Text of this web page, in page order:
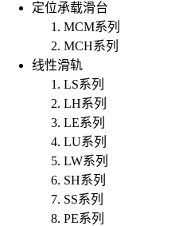
定位承载滑台
MCM系列
MCH系列
线性滑轨
LS系列
LH系列
LE系列
LU系列
LW系列
SH系列
SS系列
PE系列